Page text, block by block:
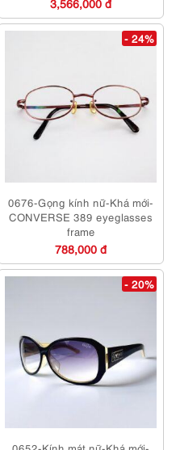
- 24%
0676-Gọng kính nữ-Khá mới-
CONVERSE 389 eyeglasses
frame
788,000 đ
- 20%